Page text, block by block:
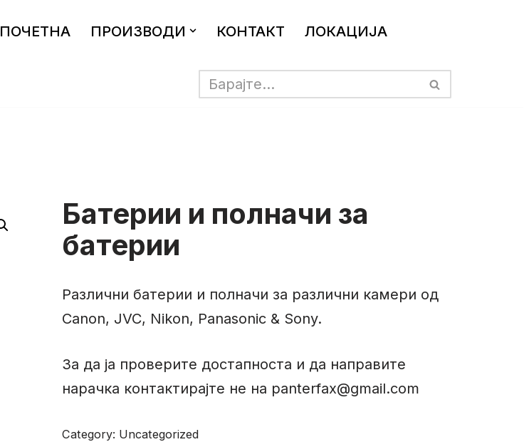
ПОЧЕТНА ПРОИЗВОДИ КОНТАКТ ЛОКАЦИЈА
Батерии и полначи за
батерии
Различни батерии и полначи за различни камери од
Canon, JVC, Nikon, Panasonic & Sony.
За да ја проверите достапноста и да направите
нарачка контактирајте не на panterfax@gmail.com
Category: Uncategorized